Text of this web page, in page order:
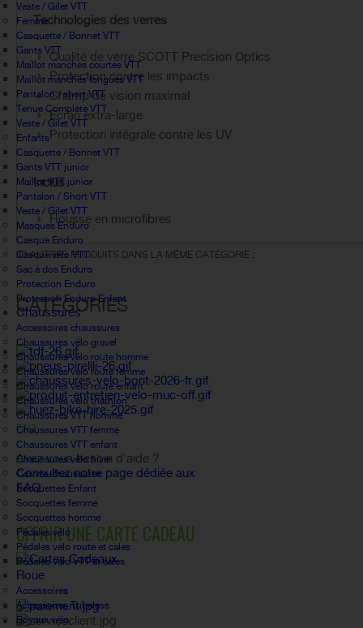
Veste / Gilet VTT
Femme
Casquette / Bonnet VTT
Gants VTT
Maillot manches courtes VTT
Maillot manches longues VTT
Pantalon / short VTT
Tenue Complète VTT
Veste / Gilet VTT
Enfants
Casquette / Bonnet VTT
Gants VTT junior
Maillot VTT junior
Pantalon / Short VTT
Veste / Gilet VTT
Masques Enduro
Casque Enduro
Casque vélo VTT
Sac à dos Enduro
Protection Enduro
Protection Enduro Enfant
Chaussures
Accessoires chaussures
Chaussures vélo gravel
Chaussures vélo route homme
Chaussures vélo route femme
Chaussures vélo route enfant
Chaussures vélo triathlon
Chaussures VTT homme
Chaussures VTT femme
Chaussures VTT enfant
Chaussures vélo hiver
Couvre-chaussures
Socquettes Enfant
Socquettes femme
Socquettes homme
Pédales vélo
Pédales velo route et cales
Pédales velo VTT et cales
Roue
Accessoires
Accessoires Tubeless
Boyaux vélo
Technologies des verres
Qualité de verre SCOTT Precision Optics
Protection contre les impacts
Champ de vision maximal
Écran extra-large
Protection intégrale contre les UV
Inclus
Housse en microfibres
30 AUTRES PRODUITS DANS LA MÊME CATÉGORIE :
CATÉGORIES
FAQ
Avez vous besoin d'aide ?
Consultez notre page dédiée aux
FAQ.
OFFRIR UNE CARTE CADEAU